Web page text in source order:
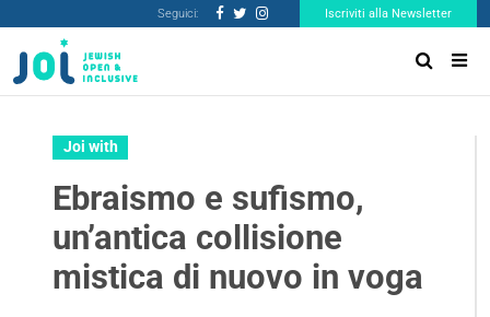
Seguici: Iscriviti alla Newsletter
Joi with
Ebraismo e sufismo,
un’antica collisione
mistica di nuovo in voga